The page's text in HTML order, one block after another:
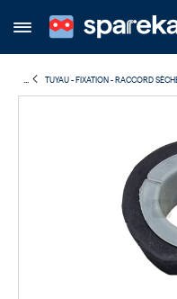
TUYAU - FIXATION - RACCORD